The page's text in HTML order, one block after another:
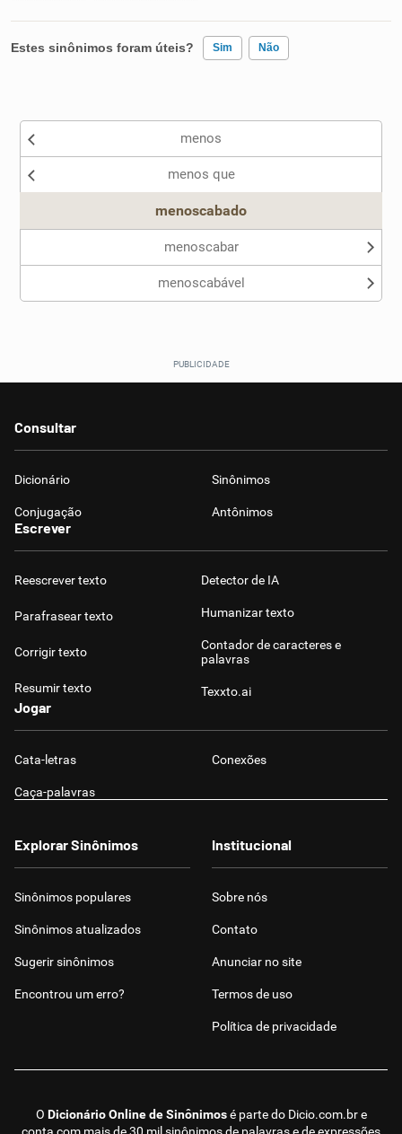
Estes sinônimos foram úteis? Sim Não
Nenhum dos sinônimos apresentados me ajudou
menos
menos que
menoscabado
menoscabar
menoscabável
Consultar
Dicionário Sinônimos
Conjugação Antônimos
Escrever
Reescrever texto
Parafrasear texto
Corrigir texto
Resumir texto
Detector de IA
Humanizar texto
Contador de caracteres e
palavras
Texxto.ai
Jogar
Cata-letras Conexões
Caça-palavras
O Dicionário Online de Sinônimosé parte do Dicio.com.bre
Explorar Sinônimos
Sinônimos populares
Sinônimos atualizados
Sugerir sinônimos
Encontrou um erro?
Institucional
Sobre nós
Contato
Anunciar no site
Termos de uso
Política de privacidade